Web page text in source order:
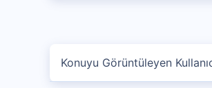
:
Konuyu Görüntüleyen